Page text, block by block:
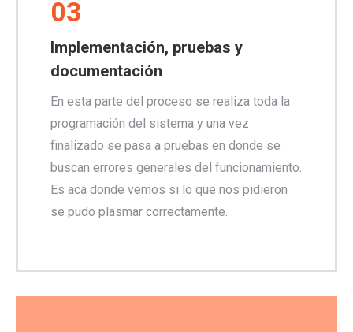
03
Implementación, pruebas y
documentación
En esta parte del proceso se realiza toda la
programación del sistema y una vez
finalizado se pasa a pruebas en donde se
buscan errores generales del funcionamiento.
Es acá donde vemos si lo que nos pidieron
se pudo plasmar correctamente.